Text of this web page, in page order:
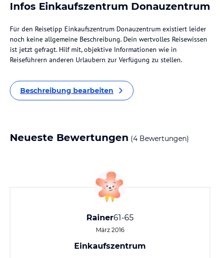
Infos Einkaufszentrum Donauzentrum
Für den Reisetipp Einkaufszentrum Donauzentrum existiert leider
noch keine allgemeine Beschreibung. Dein wertvolles Reisewissen
ist jetzt gefragt. Hilf mit, objektive Informationen wie in
Reiseführern anderen Urlaubern zur Verfügung zu stellen.
Beschreibung bearbeiten
Neueste Bewertungen (4 Bewertungen)
Rainer61-65
März 2016
Einkaufszentrum